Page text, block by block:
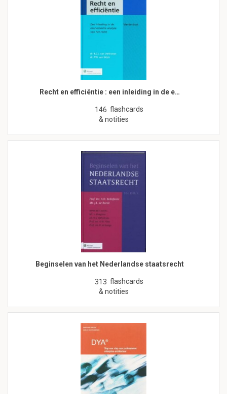
Recht en efficiëntie : een inleiding in de e…
146 flashcards
& notities
Beginselen van het Nederlandse staatsrecht
313 flashcards
& notities